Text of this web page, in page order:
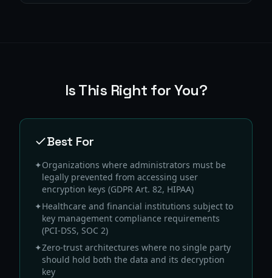
Is This Right for You?
Best For
✦Organizations where administrators must be
legally prevented from accessing user
encryption keys (GDPR Art. 82, HIPAA)
✦Healthcare and financial institutions subject to
key management compliance requirements
(PCI-DSS, SOC 2)
✦Zero-trust architectures where no single party
should hold both the data and its decryption
key